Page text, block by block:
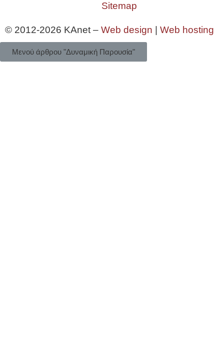
Sitemap
© 2012-2026 KAnet – Web design Web hosting
Μενού άρθρου "Δυναμική Παρουσία"